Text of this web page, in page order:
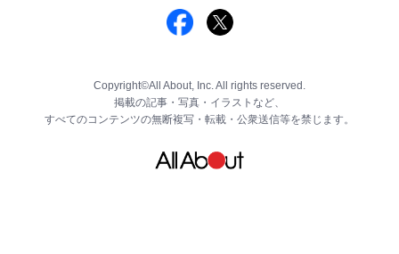
Copyright©All About, Inc. All rights reserved.
掲載の記事・写真・イラストなど、
すべてのコンテンツの無断複写・転載・公衆送信等を禁じます。